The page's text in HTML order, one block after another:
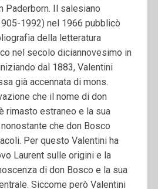
Paderborn. Il salesiano
1992) nel 1966 pubblicò
della letteratura
nel secolo diciannovesimo in
dal 1883, Valentini
già accennata di mons.
che il nome di don
rimasto estraneo e la sua
che don Bosco
Per questo Valentini ha
Laurent sulle origini e la
di don Bosco e la sua
Siccome però Valentini